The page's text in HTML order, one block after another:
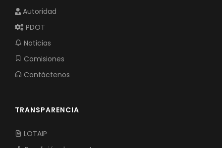
Autoridad
PDOT
Noticias
Comisiones
Contáctenos
TRANSPARENCIA
LOTAIP